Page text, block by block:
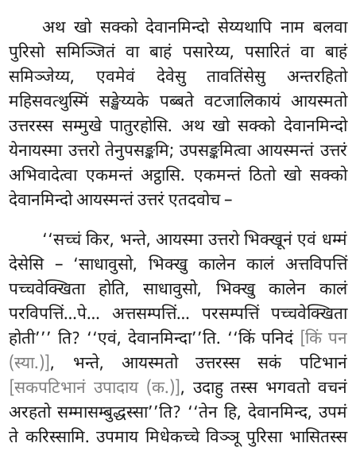
अथ खो सक्को देवानमिन्दो सेय्यथापि नाम बलवा
पुरिसो समिञ्जितं वा बाहं पसारेय्य, पसारितं वा बाहं
समिञ्जेय्य, एवमेवं देवेसु तावतिंसेसु अन्तरहितो
महिसवत्थुस्मिं सङ्खेय्यके पब्बते वटजालिकायं आयस्मतो
उत्तरस्स सम्मुखे पातुरहोसि. अथ खो सक्को देवानमिन्दो
येनायस्मा उत्तरो तेनुपसङ्कमि; उपसङ्कमित्वा आयस्मन्तं उत्तरं
अभिवादेत्वा एकमन्तं अट्ठासि. एकमन्तं ठितो खो सक्को
देवानमिन्दो आयस्मन्तं उत्तरं एतदवोच –
‘‘सच्चं किर, भन्ते, आयस्मा उत्तरो भिक्खूनं एवं धम्मं
देसेसि – ‘साधावुसो, भिक्खु कालेन कालं अत्तविपत्तिं
पच्चवेक्खिता होति, साधावुसो, भिक्खु कालेन कालं
परविपत्तिं…पे… अत्तसम्पत्तिं… परसम्पत्तिं पच्चवेक्खिता
होती’’’ ति? ‘‘एवं, देवानमिन्दा’’ति. ‘‘किं पनिदं [किं पन
(स्या.)], भन्ते, आयस्मतो उत्तरस्स सकं पटिभानं
[सकपटिभानं उपादाय (क.)], उदाहु तस्स भगवतो वचनं
अरहतो सम्मासम्बुद्धस्सा’’ति? ‘‘तेन हि, देवानमिन्द, उपमं
ते करिस्सामि. उपमाय मिधेकच्चे विञ्ञू पुरिसा भासितस्स